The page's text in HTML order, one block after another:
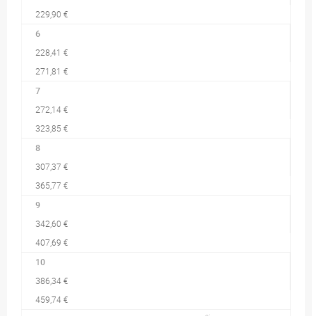
229,90 €
6
228,41 €
271,81 €
7
272,14 €
323,85 €
8
307,37 €
365,77 €
9
342,60 €
407,69 €
10
386,34 €
459,74 €